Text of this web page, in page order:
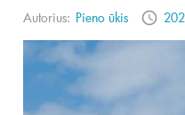
Autorius: Pieno ūkis